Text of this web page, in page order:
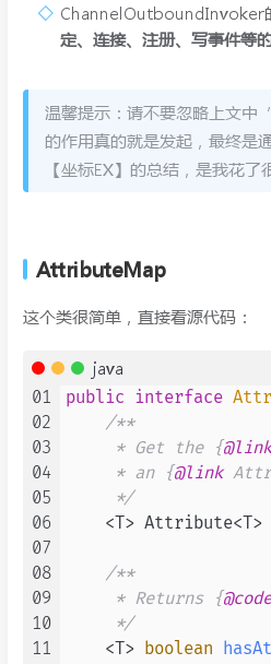
ChannelOutboundInvoker
定、连接、注册、写事件等的
温馨提示：请不要忽略上文
的作用真的就是发起，最终是
【坐标EX】的总结，是我花了
AttributeMap
这个类很简单，直接看源代码：
java
01
02
03
04
05
06
07
08
09
10
11
public interface
/**
     * Get the {
@link
     * an {
@link
     */
    <T> Attribute<T>
/**
     * Returns {
@code
     */
    <T>
boolean